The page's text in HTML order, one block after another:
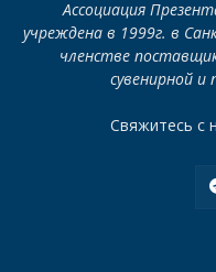
Ассоциация
учреждена в 1999г. в
членстве
сувенирной и
Свяжитесь с